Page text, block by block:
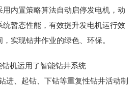
内置策略算法自动启停发电机，动
暂态性能，有效提升发电机运行效
实现钻井作业的绿色、环保。
机运用了智能钻井系统
进、起钻、下钻等重复性钻井活动制